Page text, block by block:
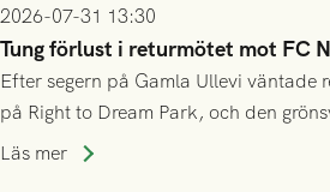
2026-07-31 13:30
Tung förlust i returmötet mot FC
Efter segern på Gamla Ullevi väntade
på Right to Dream Park, och den
upphöra efter mindre än kvarten
Läs mer